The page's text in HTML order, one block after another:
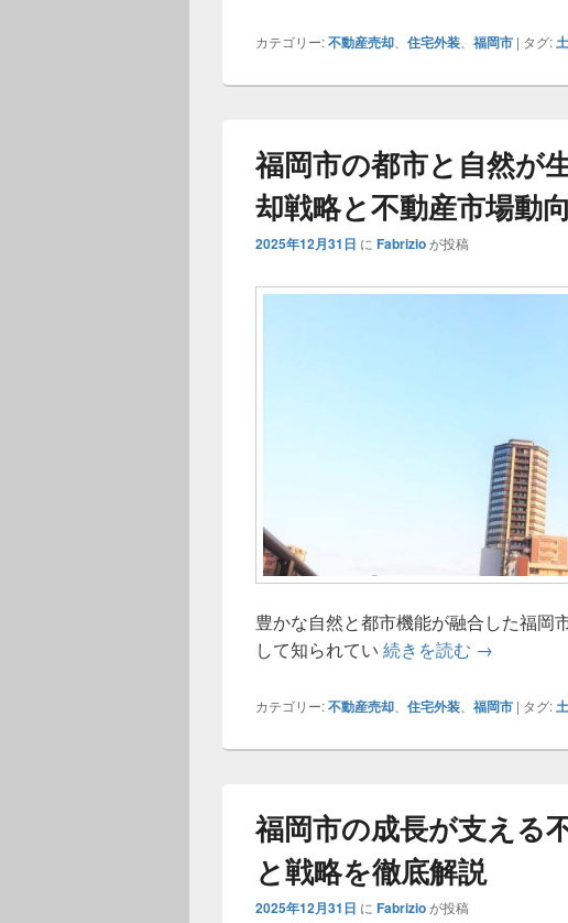
カテゴリー:不動産売却 住宅外装 福岡市 | タグ:
福岡市の都市と自然が
却戦略と不動産市場動向
2025年12月31日 に Fabrizioが投稿
豊かな自然と都市機能が融合した福岡
して知られてい 続きを読む 福岡市の
→
カテゴリー:不動産売却、 住宅外装、 福岡市 | タグ:
福岡市の成長が支える
と戦略を徹底解説
2025年12月31日 に Fabrizioが投稿